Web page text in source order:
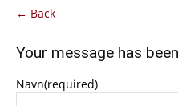
← Back
Your message has
Navn(required)